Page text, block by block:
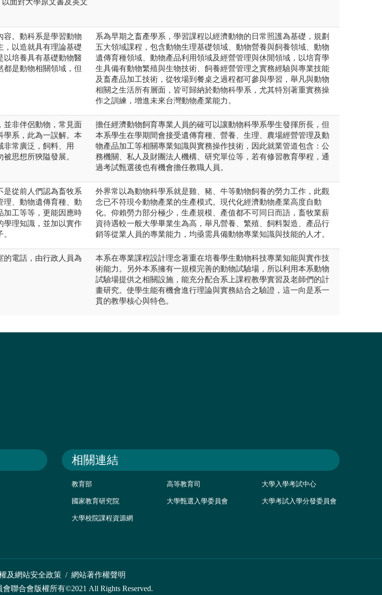
面對大學原文書及英文
容。動科系是學習動物
，以造就具有理論基礎
以培養具有基礎動物醫
都是動物相關領域，但
系為早期之畜產學系，學習課程以經濟動物的日常照護為基礎，規劃
五大領域課程，包含動物生理基礎領域、動物營養與飼養領域、動物
遺傳育種領域、動物產品利用領域及經營管理與休閒領域，以培育學
生具備有動物繁殖與生物技術、飼養經營管理之實務經驗與專業技能
及畜產品加工技術，從牧場到餐桌之過程都可參與學習，舉凡與動物
相關之生活所有層面，皆可歸納於動物科學系，尤其特別著重實務操
作之訓練，增進未來台灣動物產業能力。
並非伴侶動物，常見面
學系，此為一誤解。本
非常廣泛，飼料、用
思想所狹隘發展。
擔任經濟動物飼育專業人員的確可以讓動物科學系學生發揮所長，但
本系學生在學期間會接受遺傳育種、營養、生理、農場經營管理及動
物產品加工等相關專業知識與實務操作技術，因此就業管道包含：公
務機關、私人及財團法人機構、研究單位等，若有修習教育學程，通
過考試甄選後也有機會擔任教職人員。
是從前人們認為畜牧系
理、動物遺傳育種、動
加工等等，更能因應時
學理知識，並加以實作
外界常以為動物科學系就是雞、豬、牛等動物飼養的勞力工作，此觀
念已不符現今動物產業的生產模式。現代化經濟動物產業高度自動
化。仰賴勞力部分極少，生產規模、產值都不可同日而語，畜牧業薪
資待遇較一般大學畢業生為高，舉凡營養、繁殖、飼料製造、產品行
銷等從業人員的專業能力，均亟需具備動物專業知識與技能的人才。
的電話，由行政人員為
本系在專業課程設計理念著重在培養學生動物科技專業知能與實作技
術能力。另外本系擁有一規模完善的動物試驗場，所以利用本系動物
試驗場提供之相關設施，能充分配合系上課程教學實習及老師們的計
畫研究。使學生能有機會進行理論與實務結合之驗證，這一向是系一
貫的教學核心與特色。
相關連結
教育部 高等教育司 大學入學考試中心
國家教育研究院 大學甄選入學委員會 大學考試入學分發委員會
大學校院課程資源網
及網站安全政策 / 網站著作權聲明
聯合會版權所有©2021 All Rights Reserved.